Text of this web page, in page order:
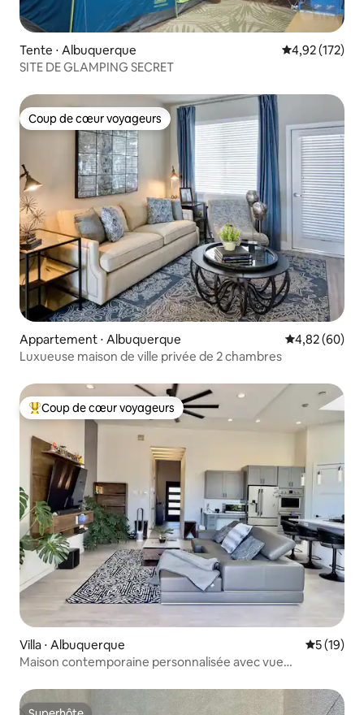
Tente ⋅ Albuquerque Évaluation
4,92 (172)
SITE DE GLAMPING SECRET
Coup de cœur voyageurs
Coup de cœur voyageurs
Appartement ⋅ Albuquerque Évaluation
4,82 (60)
Luxueuse maison de ville privée de 2 chambres
Coups de cœur voyageurs les plus appréciés
Coup de cœur voyageurs
Villa ⋅ Albuquerque
5 (19)
Maison contemporaine personnalisée avec vue